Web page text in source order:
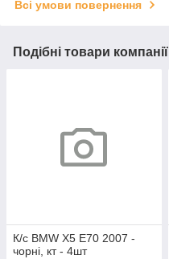
Всі умови повернення
Подібні товари компанії
К/с BMW X5 E70 2007 -
чорні, кт - 4шт